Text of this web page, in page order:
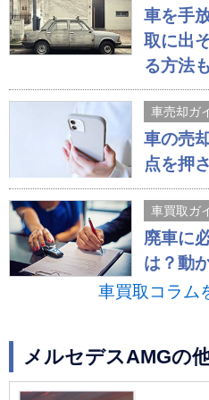
車を手
取に出
る方法
車売却ガ
車の売
点を押
車買取ガ
廃車に
は？動
車買取コラム
メルセデスAMGの